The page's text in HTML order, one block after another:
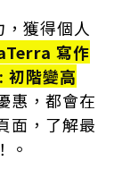
獲得個人
寫作
初階變高
惠，都會在
面 ，了解最
。